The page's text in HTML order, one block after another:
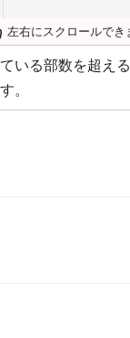
左右にスクロールでき
いる部数を超え
。